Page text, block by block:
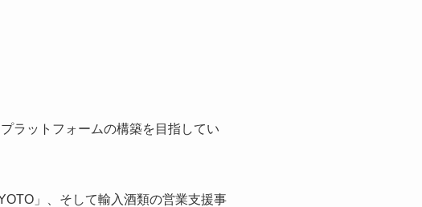
ラットフォームの構築を目指してい
」、そして輸入酒類の営業支援事